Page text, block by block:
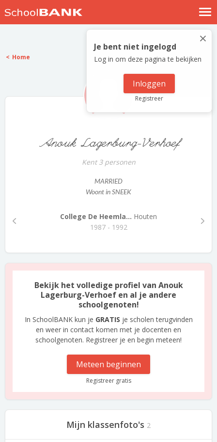
Nostalgische verhalen
Log in
Meld je gratis aan
×
Je bent niet ingelogd
Log in om deze pagina te bekijken
Inloggen
Registreer
Home
Anouk Lagerburg-Verhoef
Kent 3 personen
MARRIED
Woont in SNEEK
College De Heemla... Houten
1987 - 1992
Bekijk het volledige profiel van Anouk
Lagerburg-Verhoef en al je andere
schoolgenoten!
In SchoolBANK kun je GRATIS je scholen terugvinden
en weer in contact komen met je docenten en
schoolgenoten. Registreer je en begin meteen!
Meteen beginnen
Registreer gratis
Mijn klassenfoto's 2